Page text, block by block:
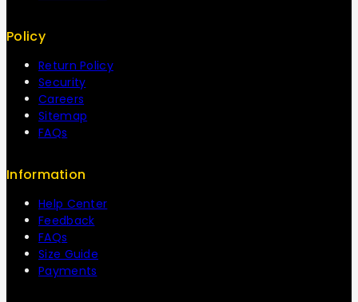
Policy
Return Policy
Security
Careers
Sitemap
FAQs
Information
Help Center
Feedback
FAQs
Size Guide
Payments